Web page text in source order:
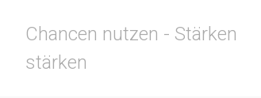
Chancen nutzen - Stärken
stärken